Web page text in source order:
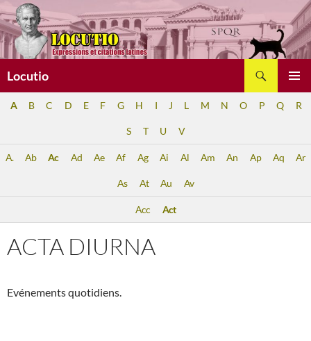
Aller
au
contenu
Locutio
A B C D E F G H I J L M N O P Q R
S T U V
A. Ab Ac Ad Ae Af Ag Ai Al Am An Ap Aq Ar
As At Au Av
Acc Act
ACTA DIURNA
Evénements quotidiens.